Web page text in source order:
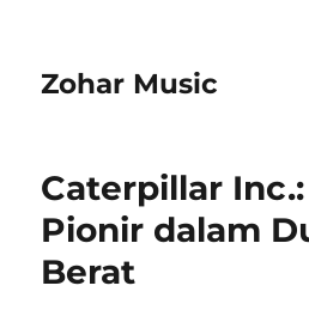
Zohar Music
Caterpillar
Pionir dalam
Berat